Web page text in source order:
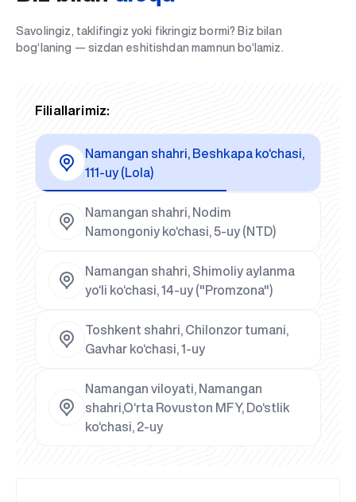
Savolingiz, taklifingiz yoki fikringiz bormi? Biz bilan
bog‘laning — sizdan eshitishdan mamnun bo‘lamiz.
Filiallarimiz:
Namangan shahri, Beshkapa ko‘chasi,
111-uy (Lola)
Namangan shahri, Nodim
Namongoniy ko‘chasi, 5-uy (NTD)
Namangan shahri, Shimoliy aylanma
yo‘li ko‘chasi, 14-uy ("Promzona")
Toshkent shahri, Chilonzor tumani,
Gavhar ko‘chasi, 1-uy
Namangan viloyati, Namangan
shahri,O‘rta Rovuston MFY, Do‘stlik
ko‘chasi, 2-uy